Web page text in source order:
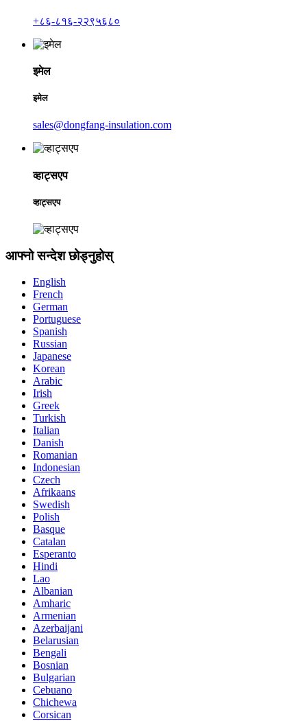
+८६-८१६-२२९५६८०
इमेल
इमेल
sales@dongfang-insulation.com
व्हाट्सएप
व्हाट्सएप
आफ्नो सन्देश छोड्नुहोस्
English
French
German
Portuguese
Spanish
Russian
Japanese
Korean
Arabic
Irish
Greek
Turkish
Italian
Danish
Romanian
Indonesian
Czech
Afrikaans
Swedish
Polish
Basque
Catalan
Esperanto
Hindi
Lao
Albanian
Amharic
Armenian
Azerbaijani
Belarusian
Bengali
Bosnian
Bulgarian
Cebuano
Chichewa
Corsican